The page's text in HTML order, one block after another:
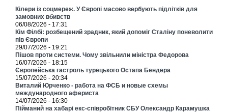
Кілери із соцмереж. У Європі масово вербують підлітків для
замовних вбивств
06/08/2026 - 17:31
Кім Філбі: розбещений зрадник, який допоміг Сталіну поневолити
пів Європи
29/07/2026 - 19:21
Пішов проти системи. Чому звільнили міністра Федорова
16/07/2026 - 18:15
Європейська гастроль турецького Остапа Бендера
15/07/2026 - 20:34
Виталий Юрченко - работа на ФСБ и новые схемы
международного афериста
14/07/2026 - 16:30
Пійманий на хабарі екс-співробітник СБУ Олександр Карамушка